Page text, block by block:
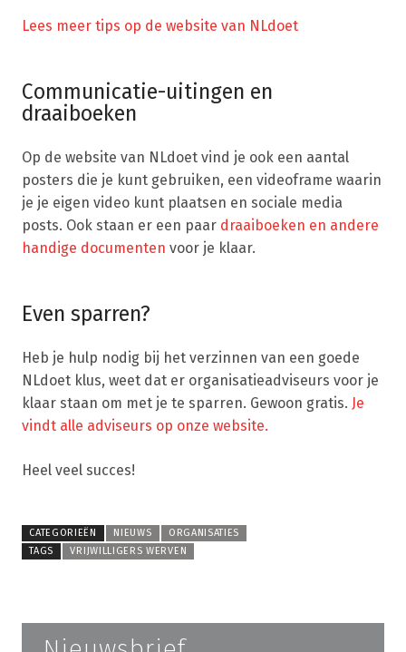
Lees meer tips op de website van NLdoet
Communicatie-uitingen en
draaiboeken
Op de website van NLdoet vind je ook een aantal
posters die je kunt gebruiken, een videoframe waarin
je je eigen video kunt plaatsen en sociale media
posts. Ook staan er een paar draaiboeken en andere
handige documenten voor je klaar.
Even sparren?
Heb je hulp nodig bij het verzinnen van een goede
NLdoet klus, weet dat er organisatieadviseurs voor je
klaar staan om met je te sparren. Gewoon gratis. Je
vindt alle adviseurs op onze website.
Heel veel succes!
CATEGORIEËN NIEUWS
ORGANISATIES
TAGS
VRIJWILLIGERS WERVEN